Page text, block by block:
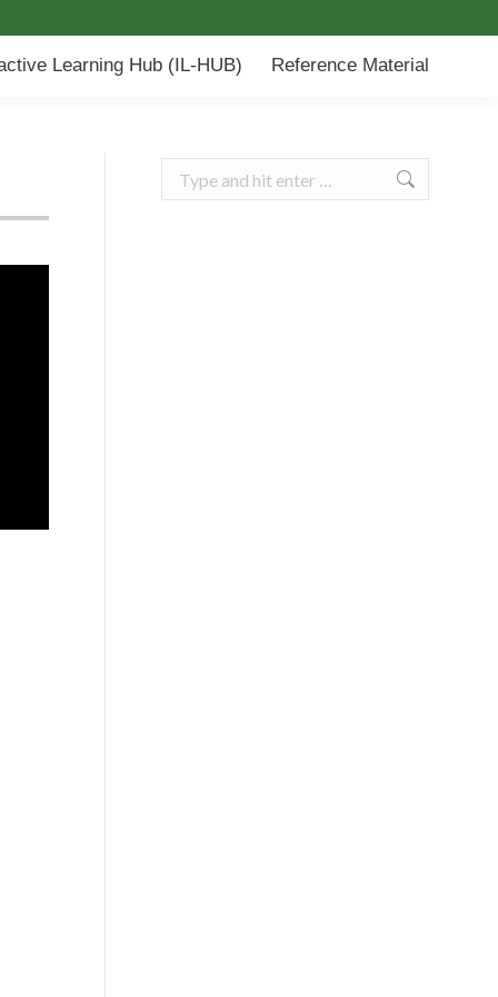
Learning Hub (IL-HUB) Reference Material
Search: